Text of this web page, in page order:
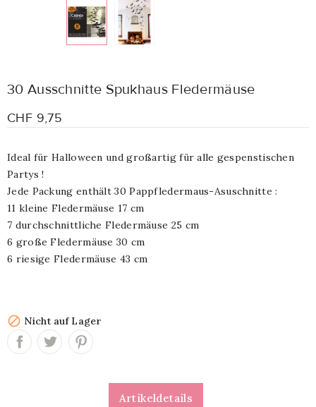
30 Ausschnitte Spukhaus Fledermäuse
CHF 9,75
Ideal für Halloween und großartig für alle gespenstischen
Partys !
Jede Packung enthält 30 Pappfledermaus-Asuschnitte :
11 kleine Fledermäuse 17 cm
7 durchschnittliche Fledermäuse 25 cm
6 große Fledermäuse 30 cm
6 riesige Fledermäuse 43 cm
 Nicht auf Lager
Artikeldetails